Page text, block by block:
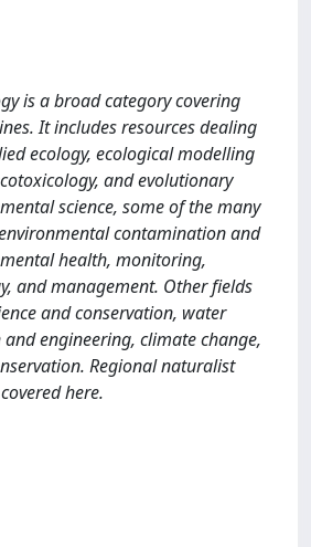
is a broad category covering
It includes resources dealing
ecology, ecological modelling
and evolutionary
science, some of the many
contamination and
health, monitoring,
and management. Other fields
and conservation, water
and engineering, climate change,
Regional naturalist
here.